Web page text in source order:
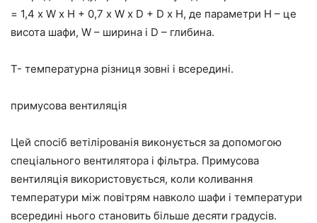
= 1,4 х W х H + 0,7 х W х D + D х H, де параметри Н – це
висота шафи, W – ширина і D – глибина.
T- температурна різниця зовні і всередині.
примусова вентиляція
Цей спосіб ветілірованія виконується за допомогою
спеціального вентилятора і фільтра. Примусова
вентиляція використовується, коли коливання
температури між повітрям навколо шафи і температури
всередині нього становить більше десяти градусів.